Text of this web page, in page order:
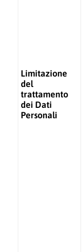
Limitazione
del
trattamento
dei Dati
Personali